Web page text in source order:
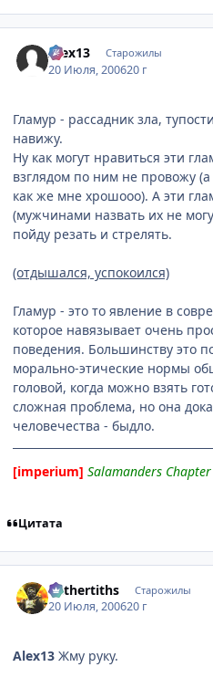
Alex13 Старожилы
20 Июля, 200620 г
Гламур - рассадник зла,
навижу.
Ну как могут нравиться эти
взглядом по ним не провожу
как же мне хрошооо). А эти
(мужчинами назвать их не
пойду резать и стрелять.
(отдышался, успокоился)
Гламур - это то явление в
которое навязывает очень
поведения. Большинству это
морально-этические нормы
головой, когда можно взять
сложная проблема, но она
человечества - быдло.
[imperium] Salamanders
Цитата
Mithertiths Старожилы
20 Июля, 200620 г
Alex13 Жму руку.